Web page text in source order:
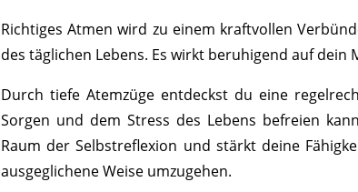
Richtiges Atmen wird zu einem kraftvollen
des täglichen Lebens. Es wirkt beruhigend auf
Durch tiefe Atemzüge entdeckst du eine
Sorgen und dem Stress des Lebens befreien
Raum der Selbstreflexion und stärkt deine
ausgeglichene Weise umzugehen.